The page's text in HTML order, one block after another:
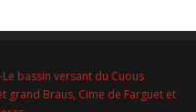
Le bassin versant du Cuous
grand Braus, Cime de Farguet et